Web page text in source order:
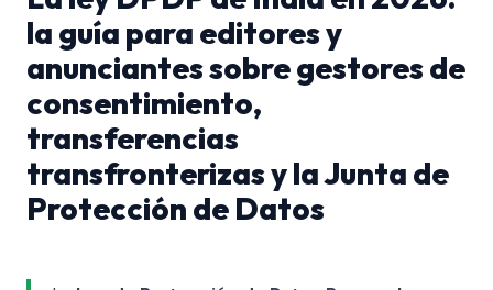
la guía para editores y
anunciantes sobre gestores de
consentimiento,
transferencias
transfronterizas y la Junta de
Protección de Datos